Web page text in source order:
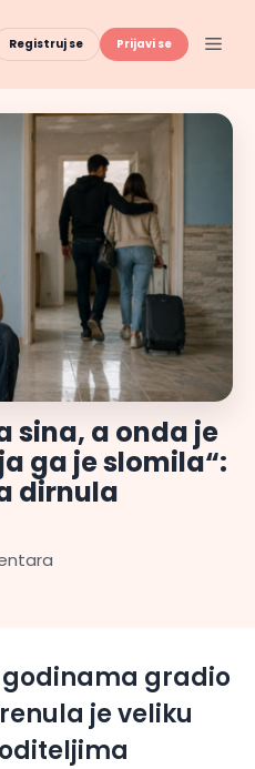
Registruj se Prijavi se
sina, a onda je
ga je slomila“:
dirnula
godinama gradio
je veliku